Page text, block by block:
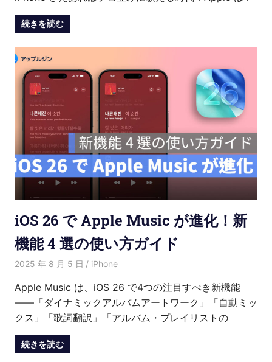
続きを読む
iOS 26 で Apple Music が進化！新
機能 4 選の使い方ガイド
2025 年 8 月 5 日 愛麗絲
iPhone
Apple Music は、iOS 26 で4つの注目すべき新機能
——「ダイナミックアルバムアートワーク」「自動ミッ
クス」「歌詞翻訳」「アルバム・プレイリストの
続きを読む